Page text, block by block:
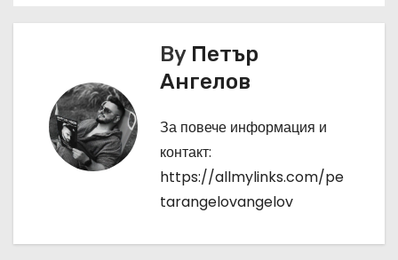
а
и
By Петър
Ангелов
За повече информация и
контакт:
https://allmylinks.com/pe
tarangelovangelov